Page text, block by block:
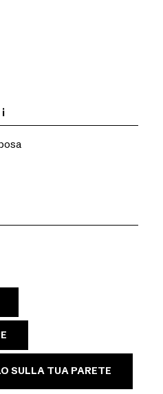
SULLA TUA PARETE